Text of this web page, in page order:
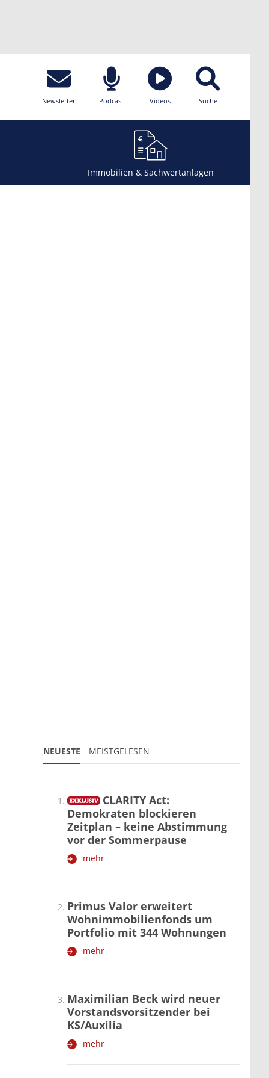
Newsletter Podcast Videos Suche
Immobilien & Sachwertanlagen
NEUESTE MEISTGELESEN
CLARITY Act:
Demokraten blockieren
Zeitplan – keine Abstimmung
vor der Sommerpause
mehr
Primus Valor erweitert
Wohnimmobilienfonds um
Portfolio mit 344 Wohnungen
mehr
Maximilian Beck wird neuer
Vorstandsvorsitzender bei
KS/Auxilia
mehr